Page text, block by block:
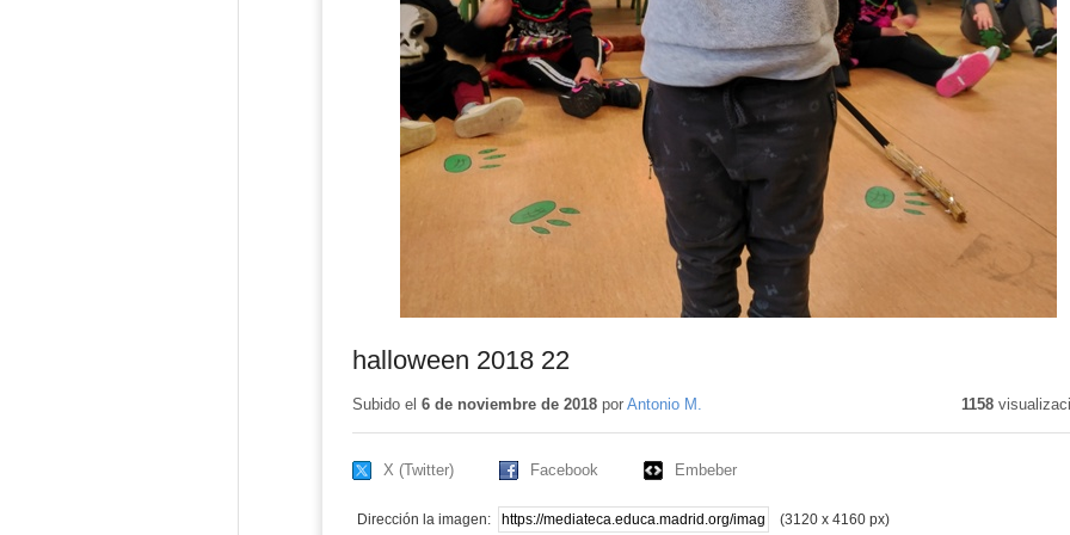
halloween 2018 22
Subido el 6 de noviembre de 2018por Antonio M. 1158
X (Twitter) Facebook Embeber
Dirección la imagen: (3120 x 4160 px)